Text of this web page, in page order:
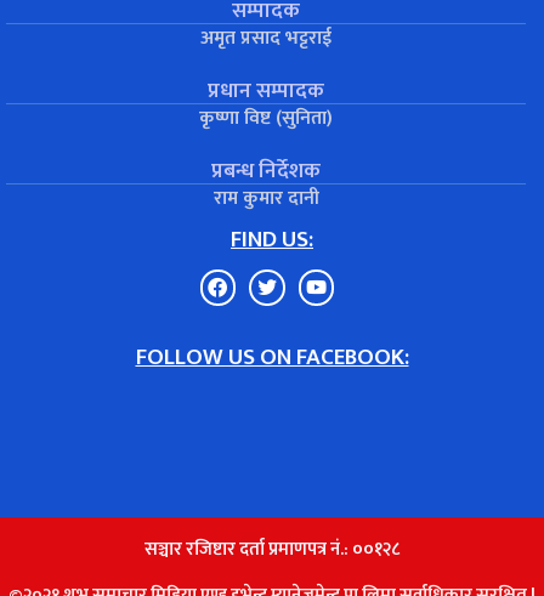
सम्पादक
अमृत प्रसाद भट्टराई
प्रधान सम्पादक
कृष्णा विष्ट (सुनिता)
प्रबन्ध निर्देशक
राम कुमार दानी
FIND US:
FOLLOW US ON FACEBOOK:
सञ्चार रजिष्टार दर्ता प्रमाणपत्र नं.: ००१२८